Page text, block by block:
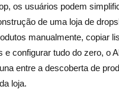
os usuários podem
de uma loja de
manualmente, copiar
e configurar tudo do zero, o
entre a descoberta de
loja.